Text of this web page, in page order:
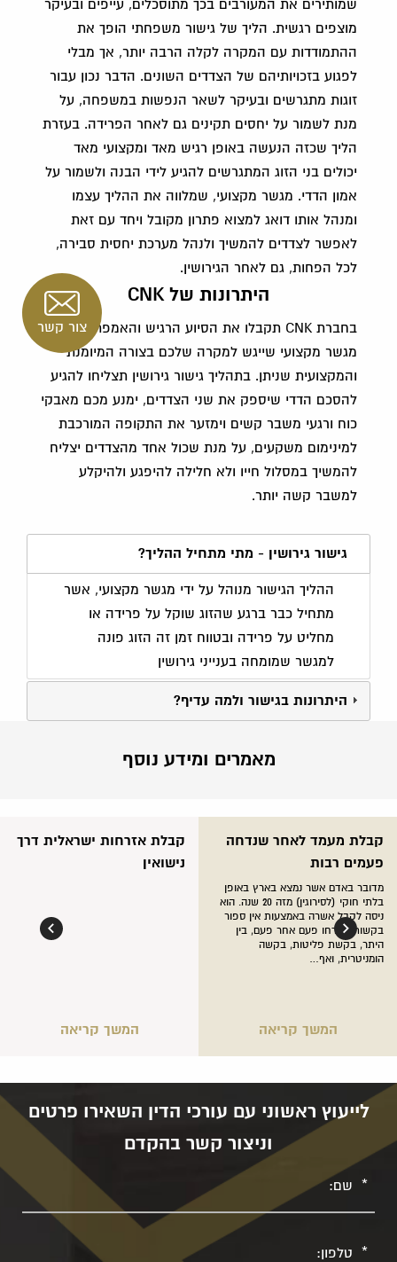
שמותירים את המעורבים בכך מתוסכלים, עייפים ובעיקר
מוצפים רגשית. הליך של גישור משפחתי הופך את
ההתמודדות עם המקרה לקלה הרבה יותר, אך מבלי
לפגוע בזכויותיהם של הצדדים השונים. הדבר נכון עבור
זוגות מתגרשים ובעיקר לשאר הנפשות במשפחה, על
מנת לשמור על יחסים תקינים גם לאחר הפרידה. בעזרת
הליך שכזה הנעשה באופן רגיש מאד ומקצועי מאד
יכולים בני הזוג המתגרשים להגיע לידי הבנה ולשמור על
אמון הדדי. מגשר מקצועי, שמלווה את ההליך עצמו
ומנהל אותו דואג למצוא פתרון מקובל ויחד עם זאת
לאפשר לצדדים להמשיך ולנהל מערכת יחסית סבירה,
לכל הפחות, גם לאחר הגירושין.
היתרונות של CNK
בחברת CNK תקבלו את הסיוע הרגיש והאמפתי של
מגשר מקצועי שייגש למקרה שלכם בצורה המיומנת
והמקצועית שניתן. בתהליך גישור גירושין תצליחו להגיע
להסכם הדדי שיספק את שני הצדדים, ימנע מכם מאבקי
כוח ורגעי משבר קשים וימזער את התקופה המורכבת
למינימום משקעים, על מנת שכול אחד מהצדדים יצליח
להמשיך במסלול חייו ולא חלילה להיפגע ולהיקלע
למשבר קשה יותר.
גישור גירושין - מתי מתחיל ההליך?
ההליך הגישור מנוהל על ידי מגשר מקצועי, אשר
מתחיל כבר ברגע שהזוג שוקל על פרידה או
מחליט על פרידה ובטווח זמן זה הזוג פונה
למגשר שמומחה בענייני גירושין
היתרונות בגישור ולמה עדיף?
מאמרים ומידע נוסף
קבלת מעמד לאחר שנדחה
פעמים רבות
מדובר באדם אשר נמצא בארץ באופן
בלתי חוקי (לסירוגין) מזה 20 שנה. הוא
ניסה לקבל אשרה באמצעות אין ספור
בקשות שנדחו פעם אחר פעם, בין
היתר, בקשת פליטות, בקשה
הומניטרית, ואף…
המשך קריאה
קבלת אזרחות ישראלית דרך
נישואין
המשך קריאה
לייעוץ ראשוני עם עורכי הדין השאירו פרטים
וניצור קשר בהקדם
צור קשר